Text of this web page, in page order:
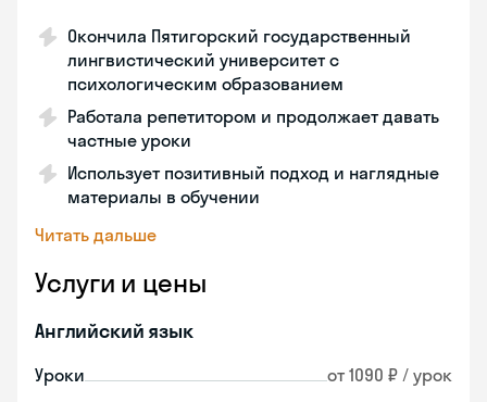
Окончила Пятигорский государственный
лингвистический университет с
психологическим образованием
Работала репетитором и продолжает давать
частные уроки
Использует позитивный подход и наглядные
материалы в обучении
Читать дальше
Услуги и цены
Английский язык
Уроки от 1090 ₽ / урок